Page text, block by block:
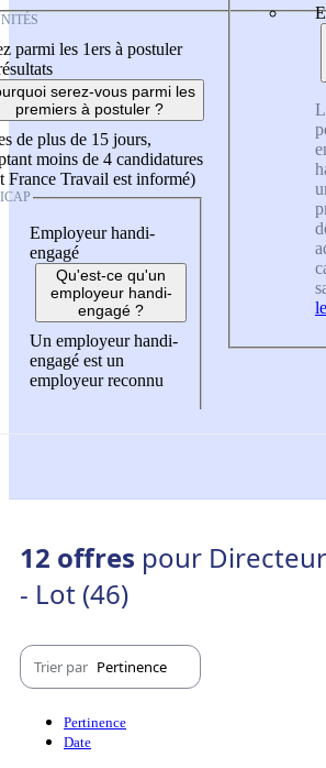
parmi les 1ers à postuler
serez-vous parmi les
premiers à postuler ?
de plus de 15 jours,
moins de 4 candidatures
France Travail est informé)
Employeur handi-
engagé
Qu'est-ce qu'un
employeur handi-
engagé ?
Un employeur handi-
engagé est un
employeur reconnu
12 offres pour
- Lot (46)
Trier par Pertinence
Pertinence
Date